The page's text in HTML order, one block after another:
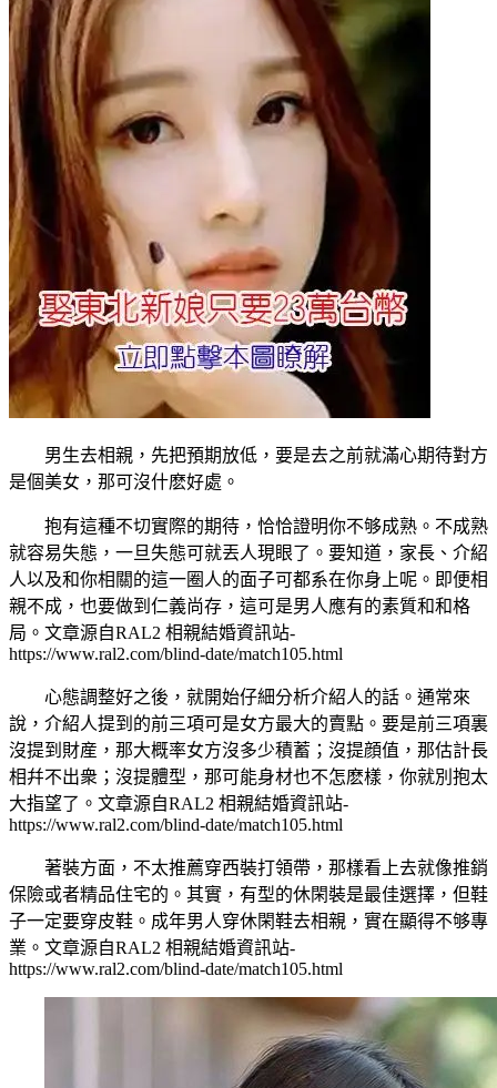
男生去相親，先把預期放低，要是去之前就滿心期待對方
是個美女，那可沒什麽好處。
抱有這種不切實際的期待，恰恰證明你不够成熟。不成熟
就容易失態，一旦失態可就丟人現眼了。要知道，家長、介紹
人以及和你相關的這一圈人的面子可都系在你身上呢。即便相
親不成，也要做到仁義尚存，這可是男人應有的素質和和格
局。 文章源自RAL2 相親結婚資訊站-
https://www.ral2.com/blind-date/match105.html
心態調整好之後，就開始仔細分析介紹人的話。通常來
說，介紹人提到的前三項可是女方最大的賣點。要是前三項裏
沒提到財産，那大概率女方沒多少積蓄；沒提顔值，那估計長
相幷不出衆；沒提體型，那可能身材也不怎麽樣，你就別抱太
大指望了。 文章源自RAL2 相親結婚資訊站-
https://www.ral2.com/blind-date/match105.html
著裝方面，不太推薦穿西裝打領帶，那樣看上去就像推銷
保險或者精品住宅的。其實，有型的休閑裝是最佳選擇，但鞋
子一定要穿皮鞋。成年男人穿休閑鞋去相親，實在顯得不够專
業。 文章源自RAL2 相親結婚資訊站-
https://www.ral2.com/blind-date/match105.html